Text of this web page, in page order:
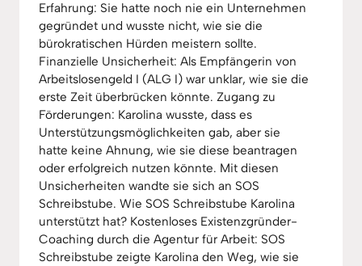
Erfahrung: Sie hatte noch nie ein Unternehmen
gegründet und wusste nicht, wie sie die
bürokratischen Hürden meistern sollte.
Finanzielle Unsicherheit: Als Empfängerin von
Arbeitslosengeld I (ALG I) war unklar, wie sie die
erste Zeit überbrücken könnte. Zugang zu
Förderungen: Karolina wusste, dass es
Unterstützungsmöglichkeiten gab, aber sie
hatte keine Ahnung, wie sie diese beantragen
oder erfolgreich nutzen könnte. Mit diesen
Unsicherheiten wandte sie sich an SOS
Schreibstube. Wie SOS Schreibstube Karolina
unterstützt hat? Kostenloses Existenzgründer-
Coaching durch die Agentur für Arbeit: SOS
Schreibstube zeigte Karolina den Weg, wie sie